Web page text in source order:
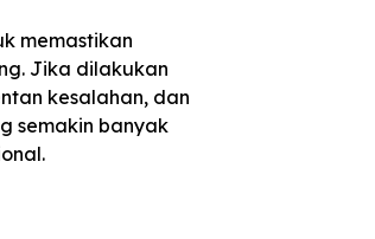
memastikan
Jika dilakukan
kesalahan, dan
semakin banyak